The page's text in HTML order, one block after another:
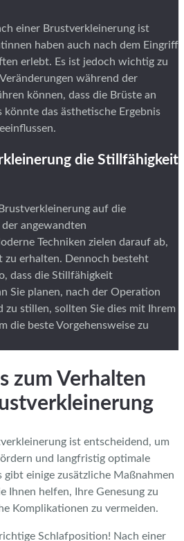
einer Brustverkleinerung ist
haben auch nach dem Eingriff
erlebt. Es ist jedoch wichtig zu
während der
können, dass die Brüste an
könnte das ästhetische Ergebnis
die Stillfähigkeit
auf die
angewandten
Techniken zielen darauf ab,
zu erhalten. Dennoch besteht
dass die Stillfähigkeit
Sie planen, nach der Operation
zu stillen, sollten Sie dies mit Ihrem
die beste Vorgehensweise zu
zum Verhalten
ist entscheidend, um
und langfristig optimale
gibt einige zusätzliche Maßnahmen
Ihnen helfen, Ihre Genesung zu
Komplikationen zu vermeiden.
Schlafposition! Nach einer